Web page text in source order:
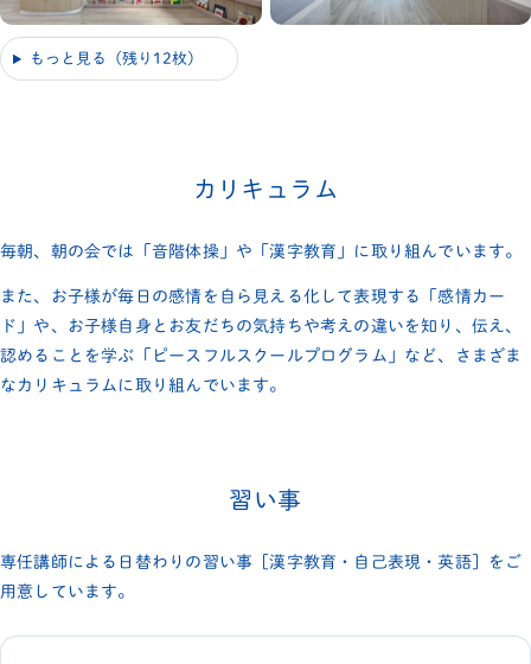
もっと見る（残り12枚）
カリキュラム
毎朝、朝の会では「音階体操」や「漢字教育」に取り組んでいます。
また、お子様が毎日の感情を自ら見える化して表現する「感情カー
ド」や、お子様自身とお友だちの気持ちや考えの違いを知り、伝え、
認めることを学ぶ「ピースフルスクールプログラム」など、さまざま
なカリキュラムに取り組んでいます。
習い事
専任講師による日替わりの習い事［漢字教育・自己表現・英語］をご
用意しています。